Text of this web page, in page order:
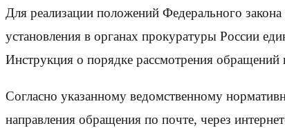
Для реализации положений Федерального
установления в органах прокуратуры России
Инструкция о порядке рассмотрения
Согласно указанному ведомственному
направления обращения по почте, через